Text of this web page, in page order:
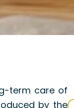
term care of
by the